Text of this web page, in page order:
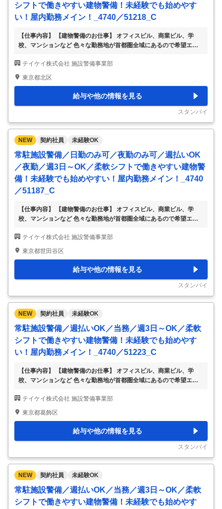
シフトで働きやすい建物警備！未経験でも始めやす
い！屋内勤務メイン！_4740／51218_C
【仕事内容】 【建物警備のお仕事】 オフィスビル、商業ビル、学
校、マンションなど 色々な勤務地が首都圏全域にあるので希望エリ
り など 立ちっぱなし・座りっぱなしではないのでご安心ください。
研修があるので未経験の方でも安心です。 慣れないうちはビルの構
す。 いきなり1名勤務はございません。 勤務地は一例で、一都三県に
色々な勤務地があります。 各線沿いからあなたのご自宅の近くま
で、お気軽にご相談ください。 ▽勤務地例 東京都・神奈川県・千葉
県・埼玉県など →特に新宿区・…
テイケイ株式会社 施設警備事業部
東京都北区
給与や他の情報を見る
スタンバイ
NEW 契約社員 未経験OK
常駐施設警備／日勤のみ可／夜勤のみ可／週払いOK
／夜勤／週3日～OK／柔軟シフトで働きやすい建物警
備！未経験でも始めやすい！屋内勤務メイン！_4740
／51187_C
【仕事内容】 【建物警備のお仕事】 オフィスビル、商業ビル、学
校、マンションなど 色々な勤務地が首都圏全域にあるので希望エリ
り など 立ちっぱなし・座りっぱなしではないのでご安心ください。
研修があるので未経験の方でも安心です。 慣れないうちはビルの構
す。 いきなり1名勤務はございません。 勤務地は一例で、一都三県に
色々な勤務地があります。 各線沿いからあなたのご自宅の近くま
で、お気軽にご相談ください。 ▽勤務地例 東京都・神奈川県・千葉
県・埼玉県など →特に新宿区・…
テイケイ株式会社 施設警備事業部
東京都世田谷区
給与や他の情報を見る
スタンバイ
NEW 契約社員 未経験OK
常駐施設警備／週払いOK／当務／週3日～OK／柔軟
シフトで働きやすい建物警備！未経験でも始めやす
い！屋内勤務メイン！_4740／51223_C
【仕事内容】 【建物警備のお仕事】 オフィスビル、商業ビル、学
校、マンションなど 色々な勤務地が首都圏全域にあるので希望エリ
り など 立ちっぱなし・座りっぱなしではないのでご安心ください。
研修があるので未経験の方でも安心です。 慣れないうちはビルの構
す。 いきなり1名勤務はございません。 勤務地は一例で、一都三県に
色々な勤務地があります。 各線沿いからあなたのご自宅の近くま
で、お気軽にご相談ください。 ▽勤務地例 東京都・神奈川県・千葉
県・埼玉県など →特に新宿区・…
テイケイ株式会社 施設警備事業部
東京都葛飾区
給与や他の情報を見る
スタンバイ
NEW 契約社員 未経験OK
常駐施設警備／週払いOK／当務／週3日～OK／柔軟
シフトで働きやすい建物警備！未経験でも始めやす